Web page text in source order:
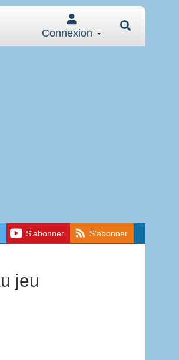
Connexion
S'abonner S'abonner
jeu